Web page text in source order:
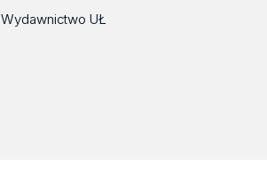
Wydawnictwo UŁ